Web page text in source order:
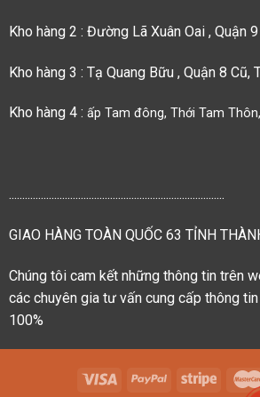
Kho hàng 2 : Đường Lã Xuân Oai , Quận
Kho hàng 3 : Tạ Quang Bữu , Quận 8 Cũ,
Kho hàng 4 : ấp Tam đông, Thới Tam
.................................................................................
GIAO HÀNG TOÀN QUỐC 63 TỈNH
Chúng tôi cam kết những thông tin trên
các chuyên gia tư vấn cung cấp thông
100%